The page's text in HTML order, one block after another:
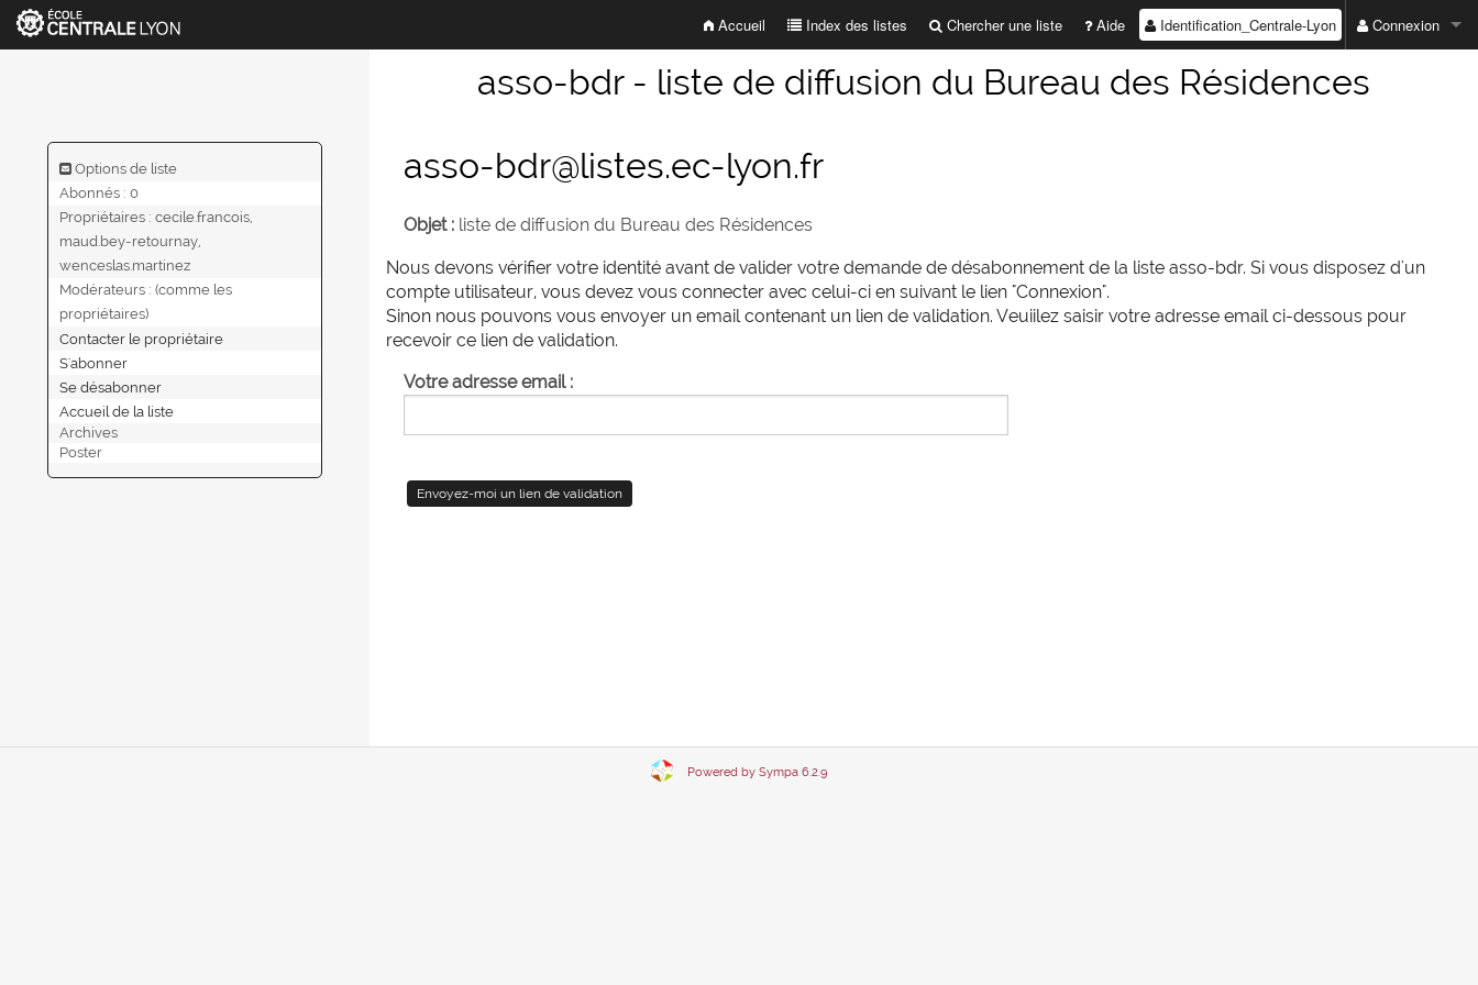
Accueil Index des listes Chercher une liste Aide Identification_Centrale-Lyon Connexion
Première
Mot de passe
asso-bdr - liste de diffusion du Bureau des Résidences
Options de liste
Abonnés : 0
Propriétaires : cecile.francois,
maud.bey-retournay,
wenceslas.martinez
Modérateurs : (comme les
propriétaires)
Contacter le propriétaire
S'abonner
Se désabonner
Accueil de la liste
Archives
Poster
asso-bdr@listes.ec-lyon.fr
Objet : liste de diffusion du Bureau des Résidences
Nous devons vérifier votre identité avant de valider votre demande de désabonnement de la liste asso-bdr. Si vous disposez d'un
compte utilisateur, vous devez vous connecter avec celui-ci en suivant le lien "Connexion".
Sinon nous pouvons vous envoyer un email contenant un lien de validation. Veuiilez saisir votre adresse email ci-dessous pour
recevoir ce lien de validation.
Votre adresse email :
Powered by Sympa 6.2.9